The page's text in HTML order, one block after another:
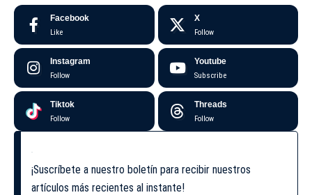
Facebook
Like
X
Follow
Instagram
Follow
Youtube
Subscribe
Tiktok
Follow
Threads
Follow
¡Suscríbete a nuestro boletín para recibir nuestros
artículos más recientes al instante!